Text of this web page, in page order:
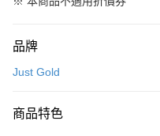
品牌
Just Gold
商品特色